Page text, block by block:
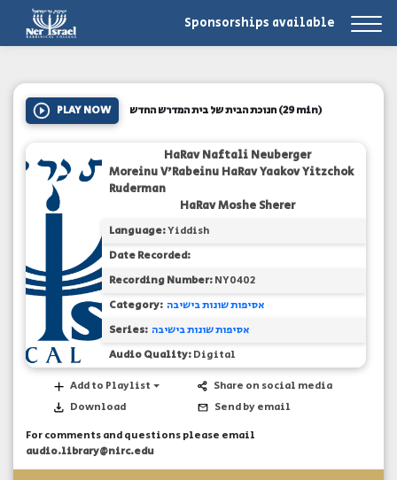
Sponsorships available
PLAY NOW חנוכת הבית של בית המדרש החדש(29 min)
HaRav Naftali Neuberger
Moreinu V'Rabeinu HaRav Yaakov Yitzchok
Ruderman
HaRav Moshe Sherer
Language:Yiddish
Date Recorded:
Recording Number:NY0402
Category: אסיפות שונות בישיבה
Series: אסיפות שונות בישיבה
Audio Quality:Digital
Add to Playlist
Download
Share on social media
Send by email
For comments and questions please email
audio.library@nirc.edu